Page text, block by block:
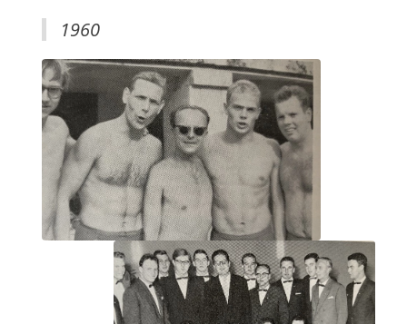
1960